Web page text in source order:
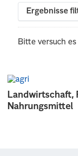
Landwirtschaft,
Nahrungsmittel
Ergebnisse
Bitte versuch